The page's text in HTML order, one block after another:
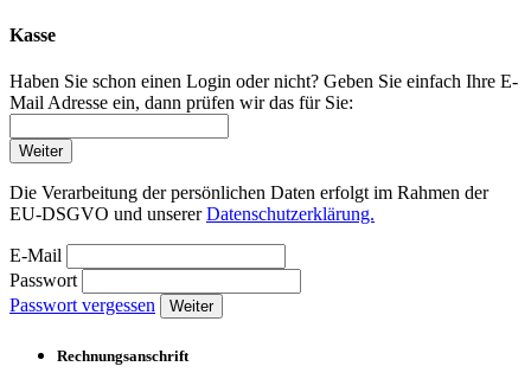
Kasse
Haben Sie schon einen Login oder nicht? Geben Sie einfach Ihre E-
Mail Adresse ein, dann prüfen wir das für Sie:
Weiter
Die Verarbeitung der persönlichen Daten erfolgt im Rahmen der
EU-DSGVO und unsererDatenschutzerklärung.
E-Mail
Passwort
Passwort vergessen
Weiter
Rechnungsanschrift